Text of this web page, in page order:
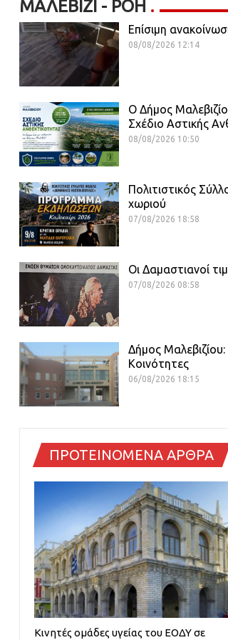
ΜΑΛΕΒΊΖΙ - ΡΟΗ
Επίσιμη
08/08/2026 12:14
Ο Δήμος
Σχέδιο Αστικής
08/08/2026 10:50
Πολιτιστικός
χωριού
07/08/2026 18:58
Οι Δαμαστιανοί
07/08/2026 08:58
Δήμος
Κοινότητες
06/08/2026 18:15
ΠΡΟΤΕΙΝΟΜΕΝΑ ΑΡΘΡΑ
Κινητές ομάδες υγείας του ΕΟΔΥ σε